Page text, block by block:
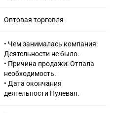
Оптовая торговля
• Чем занималась компания:
Деятельности не было.
• Причина продажи: Отпала
необходимость.
• Дата окончания
деятельности Нулевая.